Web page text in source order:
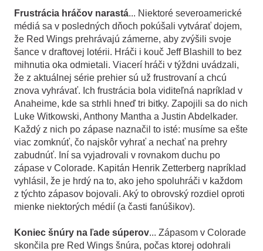
Frustrácia hráčov narastá... Niektoré severoamerické
médiá sa v posledných dňoch pokúšali vytvárať dojem,
že Red Wings prehrávajú zámerne, aby zvýšili svoje
šance v draftovej lotérii. Hráči i kouč Jeff Blashill to bez
mihnutia oka odmietali. Viacerí hráči v týždni uvádzali,
že z aktuálnej série prehier sú už frustrovaní a chcú
znova vyhrávať. Ich frustrácia bola viditeľná napríklad v
Anaheime, kde sa strhli hneď tri bitky. Zapojili sa do nich
Luke Witkowski, Anthony Mantha a Justin Abdelkader.
Každý z nich po zápase naznačil to isté: musíme sa ešte
viac zomknúť, čo najskôr vyhrať a nechať na prehry
zabudnúť. Iní sa vyjadrovali v rovnakom duchu po
zápase v Colorade. Kapitán Henrik Zetterberg napríklad
vyhlásil, že je hrdý na to, ako jeho spoluhráči v každom
z týchto zápasov bojovali. Aký to obrovský rozdiel oproti
mienke niektorých médií (a časti fanúšikov).
Koniec šnúry na ľade súperov... Zápasom v Colorade
skončila pre Red Wings šnúra, počas ktorej odohrali